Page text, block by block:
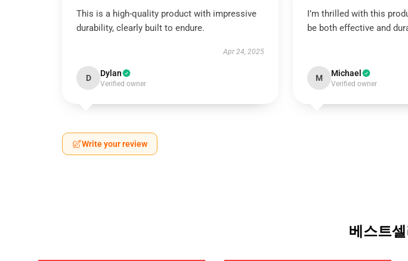
This is a high-quality product with impressive
durability, clearly built to endure.
Apr 24, 2025
D Dylan
Verified owner
I’m thrilled with this
be both effective and
M Michael
Verified owner
Write your review
베스트